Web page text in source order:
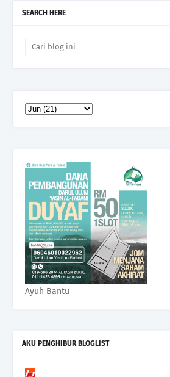
SEARCH HERE
Ayuh Bantu
AKU PENGHIBUR BLOGLIST